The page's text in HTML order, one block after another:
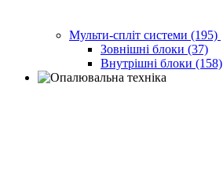
Мульти-спліт системи (195)
Зовнішні блоки (37)
Внутрішні блоки (158)